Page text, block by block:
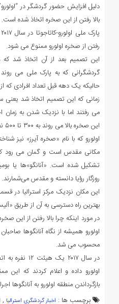
دلیل افزایش حضور گردشگر در
بالا رفتن از این صخره اتخاذ شده است.
رفتن از صخره اولورو ممنوع می شود.
گردشگرانی که به پارک ملی می
حالیکه یک دهه قبل تعداد افرادی که از اولورو
می رفتند اما با نزدیک شدن به زمان
این صخره بالا می روند به ۳۰۰ تا ۵۰۰ نفر افزایش یافته است.
اولورو که با نام «صخره آیرز» نیز
تشکیل شده است. «آنانگو»ها یا
روزگار رؤیا دانسته و مقدس می‌شمارند.
این مکان نزدیک مرکز استرالیا در
بهترین راه دسترسی به آن از طریق
در مورد اینکه چرا بالا رفتن از این
اولورو همیشه از نگاه آنانگوها
محسوب می شد.
در سال ۲۰۱۷
اولورو داده و اعلام کردند که
بازگرداندن منطقه اولورو به آنانگوها
برچسب ها : اخبار گردشگری استرالیا ,